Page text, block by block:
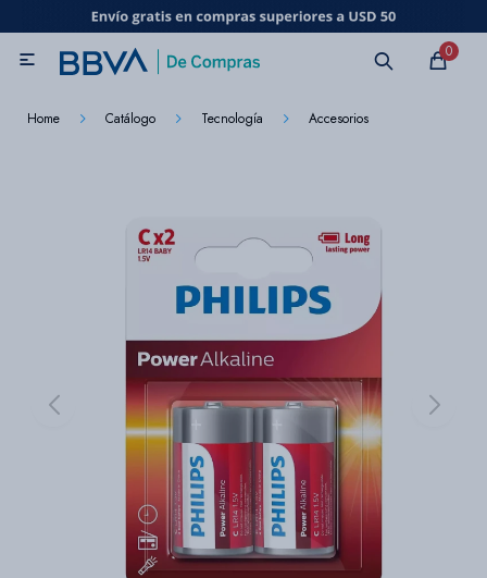
0

Home Catálogo Tecnología Accesorios
MI CUENTA
Electrodomésticos
Audio